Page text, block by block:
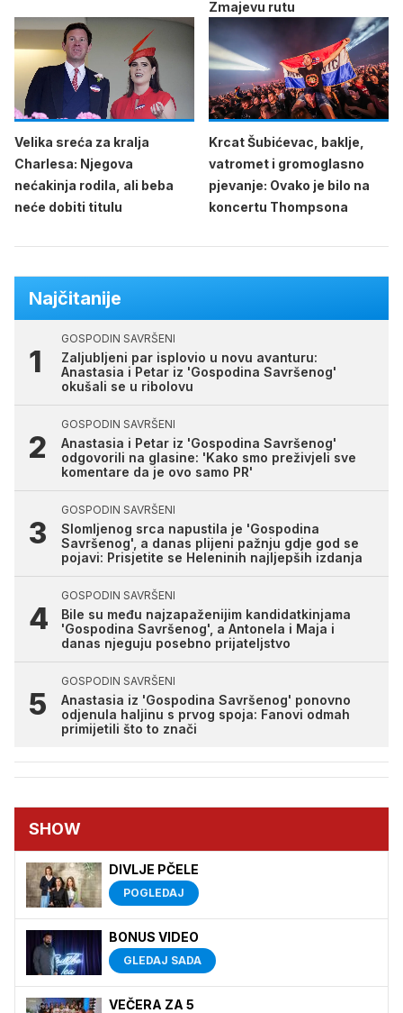
Zmajevu rutu
Velika sreća za kralja
Charlesa: Njegova
nećakinja rodila, ali beba
neće dobiti titulu
Krcat Šubićevac, baklje,
vatromet i gromoglasno
pjevanje: Ovako je bilo na
koncertu Thompsona
Najčitanije
GOSPODIN SAVRŠENI
Zaljubljeni par isplovio u novu avanturu:
Anastasia i Petar iz 'Gospodina Savršenog'
okušali se u ribolovu
GOSPODIN SAVRŠENI
Anastasia i Petar iz 'Gospodina Savršenog'
odgovorili na glasine: 'Kako smo preživjeli sve
komentare da je ovo samo PR'
GOSPODIN SAVRŠENI
Slomljenog srca napustila je 'Gospodina
Savršenog', a danas plijeni pažnju gdje god se
pojavi: Prisjetite se Heleninih najljepših izdanja
GOSPODIN SAVRŠENI
Bile su među najzapaženijim kandidatkinjama
'Gospodina Savršenog', a Antonela i Maja i
danas njeguju posebno prijateljstvo
GOSPODIN SAVRŠENI
Anastasia iz 'Gospodina Savršenog' ponovno
odjenula haljinu s prvog spoja: Fanovi odmah
primijetili što to znači
SHOW
DIVLJE PČELE
POGLEDAJ
BONUS VIDEO
GLEDAJ SADA
VEČERA ZA 5